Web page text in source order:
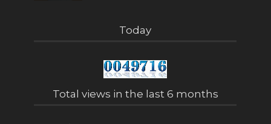
Today
Total views in the last 6 months